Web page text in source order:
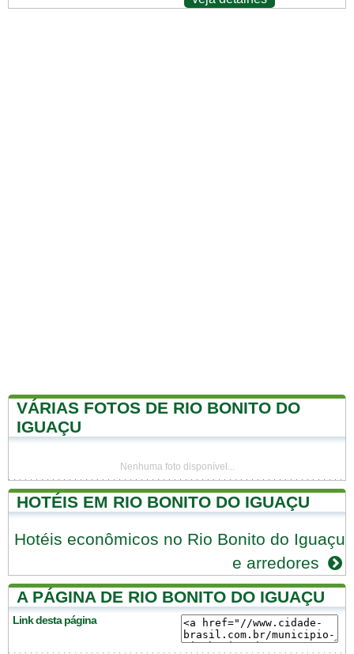
VÁRIAS FOTOS DE RIO BONITO DO
IGUAÇU
Nenhuma foto disponível...
HOTÉIS EM RIO BONITO DO IGUAÇU
Hotéis econômicos no Rio Bonito do Iguaçu
e arredores
A PÁGINA DE RIO BONITO DO IGUAÇU
Link desta página